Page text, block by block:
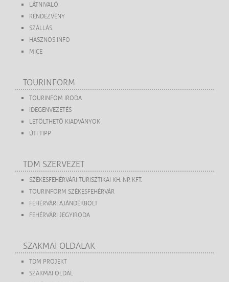
LÁTNIVALÓ
RENDEZVÉNY
SZÁLLÁS
HASZNOS INFO
MICE
TOURINFORM
TOURINFOM IRODA
IDEGENVEZETÉS
LETÖLTHETŐ KIADVÁNYOK
ÚTI TIPP
TDM SZERVEZET
SZÉKESFEHÉRVÁRI TURISZTIKAI KH. NP. KFT.
TOURINFORM SZÉKESFEHÉRVÁR
FEHÉRVÁRI AJÁNDÉKBOLT
FEHÉRVÁRI JEGYIRODA
SZAKMAI OLDALAK
TDM PROJEKT
SZAKMAI OLDAL